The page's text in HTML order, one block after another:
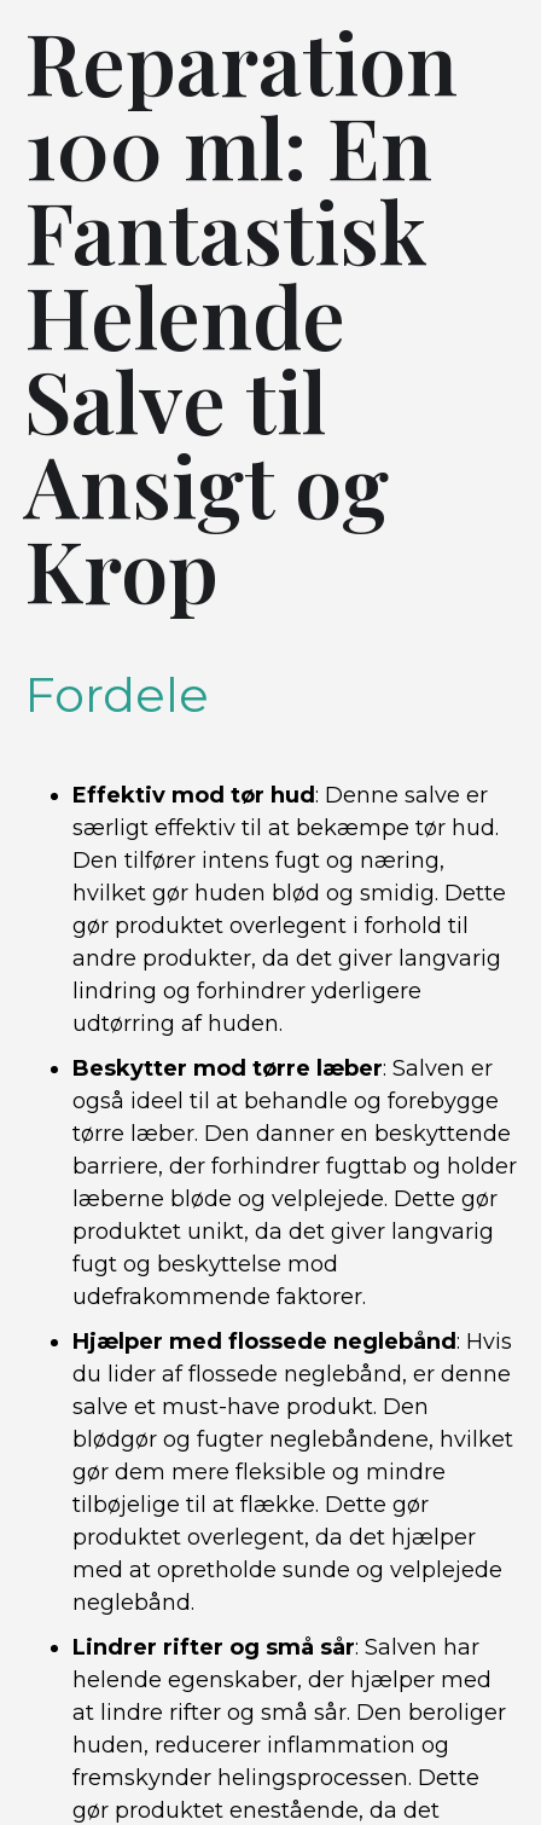
Reparation
100 ml: En
Fantastisk
Helende
Salve til
Ansigt og
Krop
Fordele
Effektiv mod tør hud: Denne salve er
særligt effektiv til at bekæmpe tør hud.
Den tilfører intens fugt og næring,
hvilket gør huden blød og smidig. Dette
gør produktet overlegent i forhold til
andre produkter, da det giver langvarig
lindring og forhindrer yderligere
udtørring af huden.
Beskytter mod tørre læber: Salven er
også ideel til at behandle og forebygge
tørre læber. Den danner en beskyttende
barriere, der forhindrer fugttab og holder
læberne bløde og velplejede. Dette gør
produktet unikt, da det giver langvarig
fugt og beskyttelse mod
udefrakommende faktorer.
Hjælper med flossede neglebånd: Hvis
du lider af flossede neglebånd, er denne
salve et must-have produkt. Den
blødgør og fugter neglebåndene, hvilket
gør dem mere fleksible og mindre
tilbøjelige til at flække. Dette gør
produktet overlegent, da det hjælper
med at opretholde sunde og velplejede
neglebånd.
Lindrer rifter og små sår: Salven har
helende egenskaber, der hjælper med
at lindre rifter og små sår. Den beroliger
huden, reducerer inflammation og
fremskynder helingsprocessen. Dette
gør produktet enestående, da det